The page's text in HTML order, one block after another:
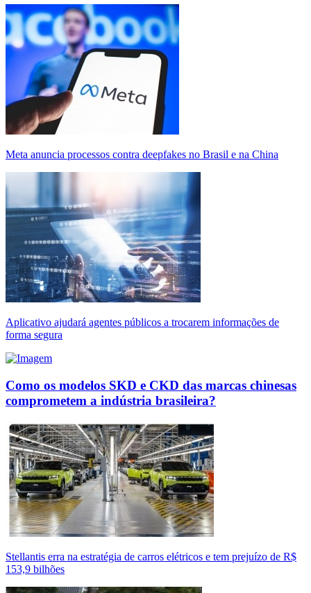
Meta anuncia processos contra deepfakes no Brasil e na China
Aplicativo ajudará agentes públicos a trocarem informações de
forma segura
Como os modelos SKD e CKD das marcas chinesas
comprometem a indústria brasileira?
Stellantis erra na estratégia de carros elétricos e tem prejuízo de R$
153,9 bilhões